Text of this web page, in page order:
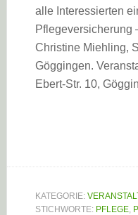
alle Interessierten
Pflegeversicherung
Christine Miehling,
Göggingen.
Ebert-Str. 10,
KATEGORIE:
STICHWORTE: PFLEGE,